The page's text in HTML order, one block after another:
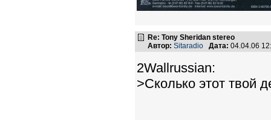
Re: Tony Sheridan stereo
Автор: Sitaradio Дата: 04.04.06
2Wallrussian:
>Сколько этот твой